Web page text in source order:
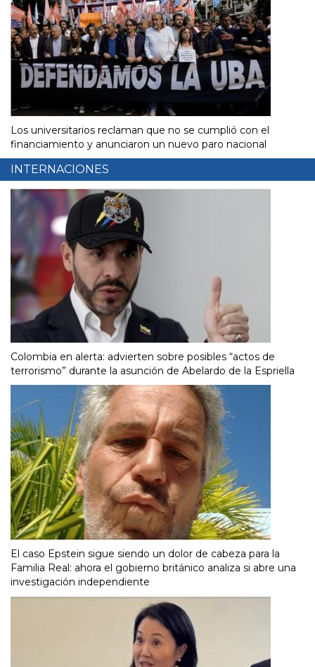
Los universitarios reclaman que no se cumplió con el
financiamiento y anunciaron un nuevo paro nacional
INTERNACIONES
Colombia en alerta: advierten sobre posibles “actos de
terrorismo” durante la asunción de Abelardo de la Espriella
El caso Epstein sigue siendo un dolor de cabeza para la
Familia Real: ahora el gobierno británico analiza si abre una
investigación independiente